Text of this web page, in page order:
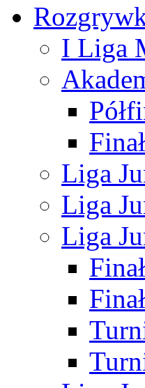
I Liga
Liga
Liga
Liga